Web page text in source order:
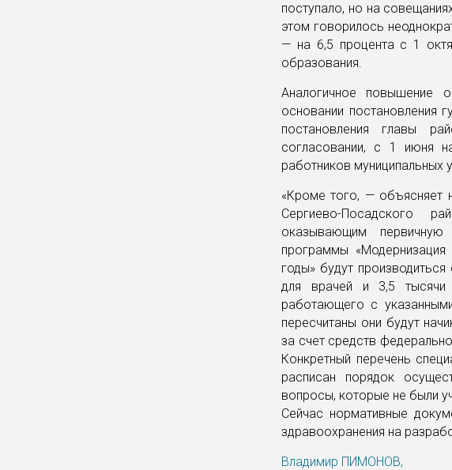
поступало, но на
этом говорилось
— на 6,5 процента с 1
образования.
Аналогичное повышение
основании постановления
постановления главы
согласовании, с 1 июня
работников муниципальных
«Кроме того, — объясняет
Сергиево-Посадского
оказывающим первичную
программы
годы» будут
для врачей и 3,5 тысячи
работающего с
пересчитаны они будут
за счет средств
Конкретный перечень
расписан порядок
вопросы, которые не были
Сейчас нормативные
здравоохранения на
Владимир ПИМОНОВ,